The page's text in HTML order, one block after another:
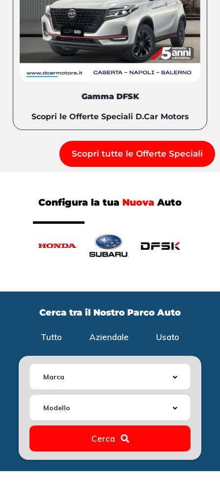
Gamma DFSK
Scopri le Offerte Speciali D.Car Motors
Scopri tutte le Offerte Speciali
Configura la tua NuovaAuto
Cerca tra il Nostro Parco Auto
Tutto Aziendale Usato
Marca
Modello
Cerca